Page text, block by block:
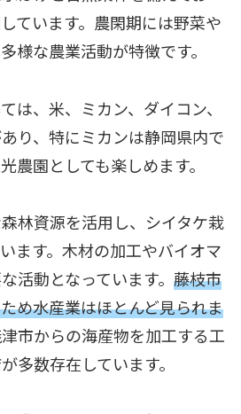
ています。農閑期には野菜や
様な農業活動が特徴です。
は、米、ミカン、ダイコン、
り、特にミカンは静岡県内で
農園としても楽しめます。
林資源を活用し、シイタケ栽
ます。木材の加工やバイオマ
活動となっています。藤枝市
め水産業はほとんど見られま
市からの海産物を加工する工
多数存在しています。